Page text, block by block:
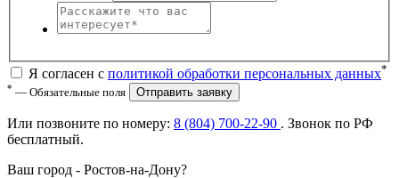
Я согласен с политикой обработки персональных данных*
* — Обязательные поля Отправить заявку
Или позвоните по номеру: 8 (804) 700-22-90 . Звонок по РФ
бесплатный.
Ваш город - Ростов-на-Дону?